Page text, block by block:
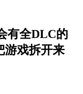
有全DLC的
游戏拆开来